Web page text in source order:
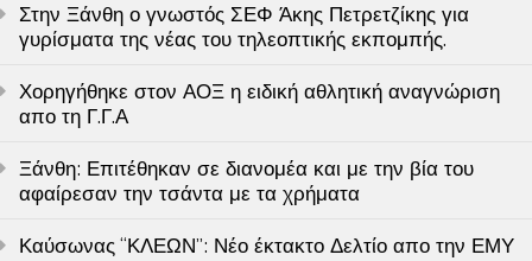
Στην Ξάνθη ο γνωστός ΣΕΦ Άκης Πετρετζίκης για
γυρίσματα της νέας του τηλεοπτικής εκπομπής.
Χορηγήθηκε στον ΑΟΞ η ειδική αθλητική αναγνώριση
απο τη Γ.Γ.Α
Ξάνθη: Επιτέθηκαν σε διανομέα και με την βία του
αφαίρεσαν την τσάντα με τα χρήματα
Καύσωνας “ΚΛΕΩΝ”: Νέο έκτακτο Δελτίο απο την ΕΜΥ